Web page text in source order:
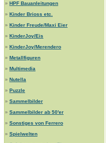
» HPF Bauanleitungen
» Kinder Brioss etc.
» Kinder Freude/Maxi Eier
» KinderJoy/Eis
» KinderJoy/Merendero
» Metallfiguren
» Multimedia
» Nutella
» Puzzle
» Sammelbilder
» Sammelbilder ab 50'er
» Sonstiges von Ferrero
» Spielwelten